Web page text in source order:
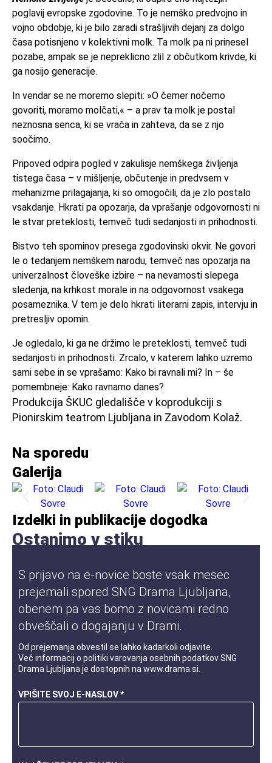
poglavij evropske zgodovine. To je nemško predvojno in
vojno obdobje, ki je bilo zaradi strašljivih dejanj za dolgo
časa potisnjeno v kolektivni molk. Ta molk pa ni prinesel
pozabe, ampak se je nepreklicno zlil z občutkom krivde, ki
ga nosijo generacije.
In vendar se ne moremo slepiti: »O čemer nočemo
govoriti, moramo molčati,« – a prav ta molk je postal
neznosna senca, ki se vrača in zahteva, da se z njo
soočimo.
Pripoved odpira pogled v zakulisje nemškega življenja
tistega časa – v mišljenje, občutenje in predvsem v
mehanizme prilagajanja, ki so omogočili, da je zlo postalo
vsakdanje. Hkrati pa opozarja, da vprašanje odgovornosti ni
le stvar preteklosti, temveč tudi sedanjosti in prihodnosti.
Bistvo teh spominov presega zgodovinski okvir. Ne govori
le o tedanjem nemškem narodu, temveč nas opozarja na
univerzalnost človeške izbire – na nevarnosti slepega
sledenja, na krhkost morale in na odgovornost vsakega
posameznika. V tem je delo hkrati literarni zapis, intervju in
pretresljiv opomin.
Je ogledalo, ki ga ne držimo le preteklosti, temveč tudi
sedanjosti in prihodnosti. Zrcalo, v katerem lahko uzremo
sami sebe in se vprašamo: Kako bi ravnali mi? In – še
pomembneje: Kako ravnamo danes?
Produkcija ŠKUC gledališče v koprodukciji s
Pionirskim teatrom Ljubljana in Zavodom Kolaž.
Na sporedu
Galerija
Izdelki in publikacije dogodka
Ostanimo v stiku
S prijavo na e-novice boste vsak mesec
prejemali spored SNG Drama Ljubljana,
obenem pa vas bomo z novicami redno
obveščali o dogajanju v Drami.
Od prejemanja obvestil se lahko kadarkoli odjavite.
Več informacij o politiki varovanja osebnih podatkovSNG
Drama Ljubljana je dostopnih na www.drama.si
VPIŠITE SVOJ E-NASLOV *